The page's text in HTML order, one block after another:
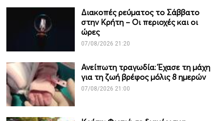
Διακοπές ρεύματος το Σάββατο
στην Κρήτη – Οι περιοχές και οι
ώρες
07/08/2026 21:20
Ανείπωτη τραγωδία: Έχασε τη μάχη
για τη ζωή βρέφος μόλις 8 ημερών
07/08/2026 21:00